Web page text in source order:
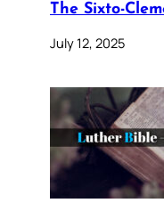
The Sixto-
July 12, 2025